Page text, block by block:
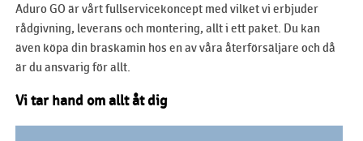
Aduro GO är vårt fullservicekoncept med vilket vi erbjuder
rådgivning, leverans och montering, allt i ett paket. Du kan
även köpa din braskamin hos en av våra återförsäljare och då
är du ansvarig för allt.
Vi tar hand om allt åt dig